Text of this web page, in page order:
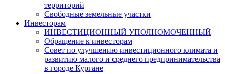
территорий
Свободные земельные участки
Инвесторам
ИНВЕСТИЦИОННЫЙ УПОЛНОМОЧЕННЫЙ
Обращение к инвесторам
Совет по улучшению инвестиционного климата и
развитию малого и среднего предпринимательства
в городе Кургане